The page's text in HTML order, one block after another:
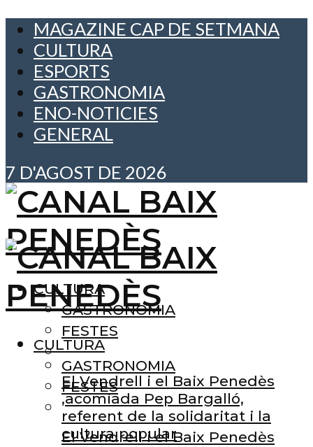
MAGAZINE CAP DE SETMANA
CULTURA
ESPORTS
GASTRONOMIA
ENO-NOTICIES
GENERAL
7 D'AGOST DE 2026
CULTURA
GASTRONOMIA
FESTES
El Vendrell i el Baix Penedès
,acomiada Pep Bargalló,
referent de la solidaritat i la
cultura popular
CULTURA
GASTRONOMIA
FESTES
El Vendrell i el Baix Penedès